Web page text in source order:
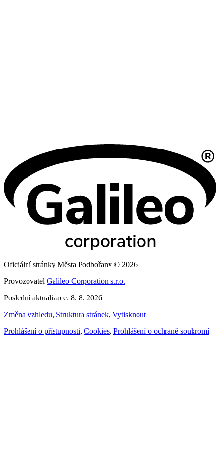
Oficiální stránky Města Podbořany © 2026
Provozovatel Galileo Corporation s.r.o.
Poslední aktualizace: 8. 8. 2026
Změna vzhledu, Struktura stránek, Vytisknout
Prohlášení o přístupnosti, Cookies, Prohlášení o ochraně soukromí